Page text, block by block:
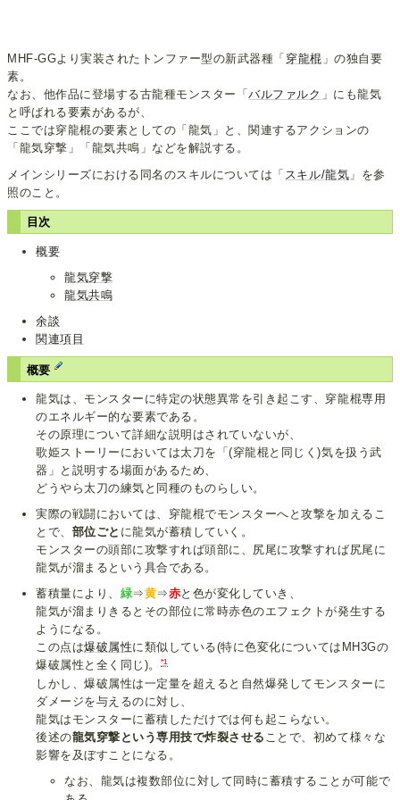
MHF-GGより実装されたトンファー型の新武器種「 穿龍棍 」の独自要
素。
なお、他作品に登場する古龍種モンスター「バルファルク 」にも龍気
と呼ばれる要素があるが、
ここでは穿龍棍の要素としての「龍気」と、関連するアクションの
「龍気穿撃」「龍気共鳴」などを解説する。
メインシリーズにおける同名のスキルについては「 スキル/龍気 」を参
照のこと。
目次
概要
龍気穿撃
龍気共鳴
余談
関連項目
概要
龍気は、モンスターに特定の状態異常を引き起こす、穿龍棍専用
のエネルギー的な要素である。
その原理について詳細な説明はされていないが、
歌姫ストーリーにおいては太刀を「(穿龍棍と同じく)気を扱う武
器」と説明する場面があるため、
どうやら太刀の練気と同種のものらしい。
実際の戦闘においては、穿龍棍でモンスターへと攻撃を加えるこ
とで、 部位ごと に龍気が蓄積していく。
モンスターの頭部に攻撃すれば頭部に、尻尾に攻撃すれば尻尾に
龍気が溜まるという具合である。
蓄積量により、 緑⇒黄⇒赤と色が変化していき、
龍気が溜まりきるとその部位に常時赤色のエフェクトが発生する
ようになる。
この点は爆破属性に類似している(特に色変化についてはMH3Gの
爆破属性と全く同じ)。
*1
しかし、爆破属性は一定量を超えると自然爆発してモンスターに
ダメージを与えるのに対し、
龍気はモンスターに蓄積しただけでは何も起こらない。
後述の龍気穿撃という専用技で炸裂させる ことで、初めて様々な
影響を及ぼすことになる。
なお、龍気は複数部位に対して同時に蓄積することが可能で